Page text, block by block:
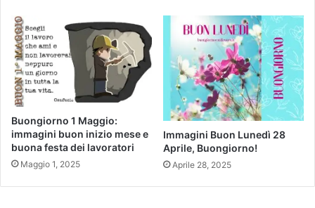
Buongiorno 1 Maggio:
immagini buon inizio mese e
buona festa dei lavoratori
Maggio 1, 2025
Immagini Buon Lunedì 28
Aprile, Buongiorno!
Aprile 28, 2025